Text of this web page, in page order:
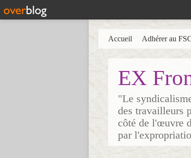
EX
"Le
des travailleurs
côté de l'œuvre
par
Accueil Adhérer au